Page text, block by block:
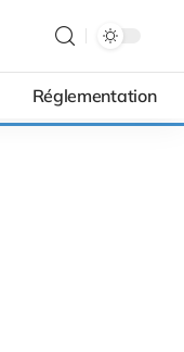
Réglementation